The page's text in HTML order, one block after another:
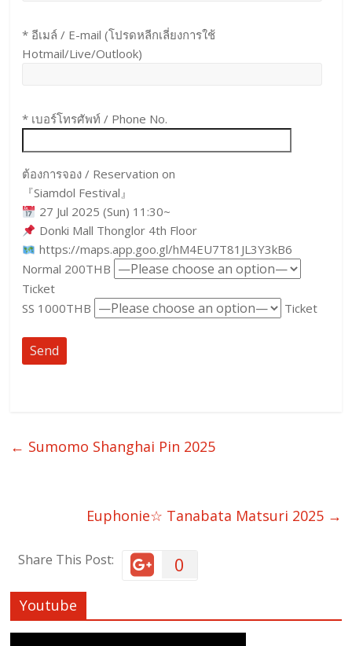
* อีเมล์ / E-mail (โปรดหลีกเลี่ยงการใช้
Hotmail/Live/Outlook)
* เบอร์โทรศัพท์ / Phone No.
ต้องการจอง / Reservation on
『Siamdol Festival』
27 Jul 2025 (Sun) 11:30~
Donki Mall Thonglor 4th Floor
https://maps.app.goo.gl/hM4EU7T81JL3Y3kB6
Normal 200THB
Ticket
SS 1000THB
Ticket
← Sumomo Shanghai Pin 2025
Euphonie☆ Tanabata Matsuri 2025 →
Share This Post: 0
Youtube